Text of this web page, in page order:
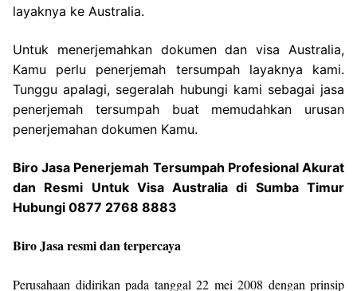
layaknya ke Australia.
Untuk menerjemahkan dokumen dan visa Australia,
Kamu perlu penerjemah tersumpah layaknya kami.
Tunggu apalagi, segeralah hubungi kami sebagai jasa
penerjemah tersumpah buat memudahkan urusan
penerjemahan dokumen Kamu.
Biro Jasa Penerjemah Tersumpah Profesional Akurat
dan Resmi Untuk Visa Australia di Sumba Timur
Hubungi 0877 2768 8883
Biro Jasa resmi dan terpercaya
Perusahaan didirikan pada tanggal 22 mei 2008 dengan prinsip